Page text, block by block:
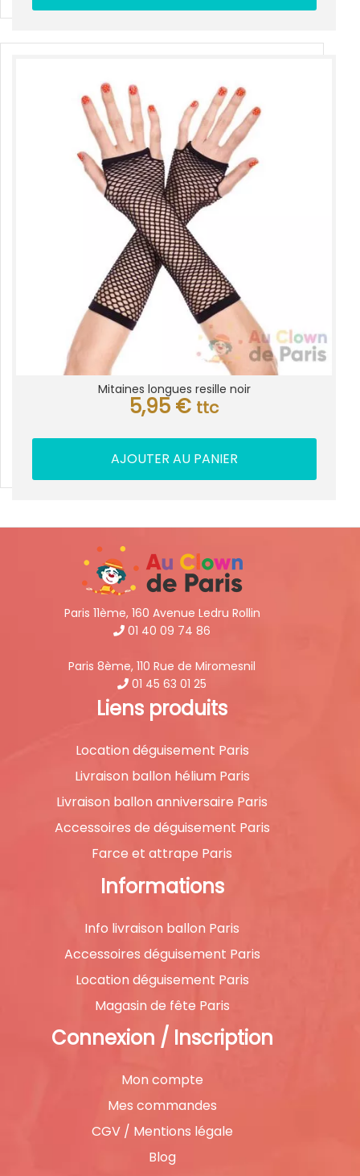
Mitaines longues resille noir
5,95 € ttc
AJOUTER AU PANIER
Paris 11ème, 160 Avenue Ledru Rollin
01 40 09 74 86
Paris 8ème, 110 Rue de Miromesnil
01 45 63 01 25
Liens produits
Location déguisement Paris
Livraison ballon hélium Paris
Livraison ballon anniversaire Paris
Accessoires de déguisement Paris
Farce et attrape Paris
Informations
Info livraison ballon Paris
Accessoires déguisement Paris
Location déguisement Paris
Magasin de fête Paris
Connexion / Inscription
Mon compte
Mes commandes
CGV / Mentions légale
Blog